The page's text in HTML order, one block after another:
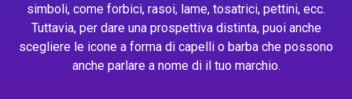
simboli, come forbici, rasoi, lame, tosatrici, pettini, ecc.
Tuttavia, per dare una prospettiva distinta, puoi anche
scegliere le icone a forma di capelli o barba che possono
anche parlare a nome di il tuo marchio.